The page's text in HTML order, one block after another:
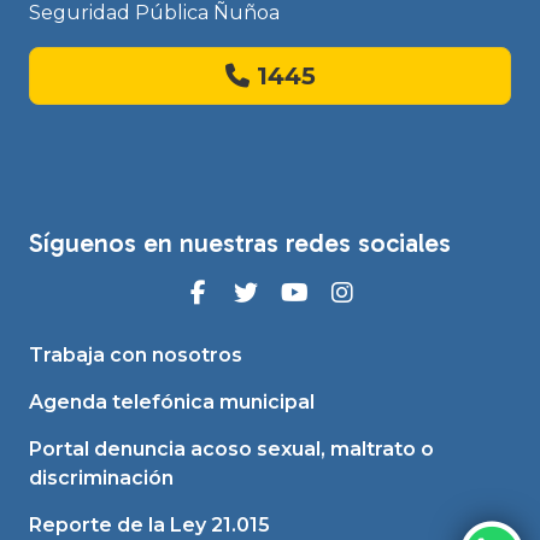
Seguridad Pública Ñuñoa
1445
Síguenos en nuestras redes sociales
Trabaja con nosotros
Agenda telefónica municipal
Portal denuncia acoso sexual, maltrato o
discriminación
Reporte de la Ley 21.015